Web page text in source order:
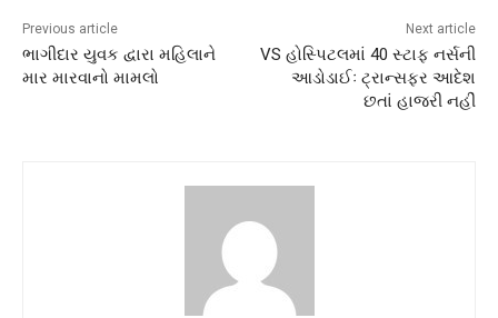
Previous article
ભાગીદાર યુવક દ્વારા મહિલાને
માર મારવાનો મામલો
Next article
VS હોસ્પિટલમાં 40 સ્ટાફ નર્સની
આડોડાઈઃ ટ્રાન્સફર આદેશ
છતાં હાજરી નહીં